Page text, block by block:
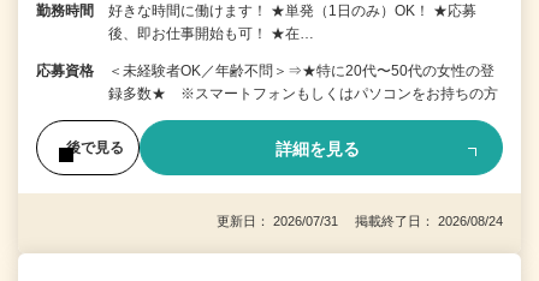
勤務時間
好きな時間に働けます！ ★単発（1日のみ）OK！ ★応募
後、即お仕事開始も可！ ★在…
応募資格
＜未経験者OK／年齢不問＞⇒★特に20代〜50代の女性の登
録多数★ ※スマートフォンもしくはパソコンをお持ちの方
後で見る 詳細を見る
更新日： 2026/07/31 掲載終了日： 2026/08/24